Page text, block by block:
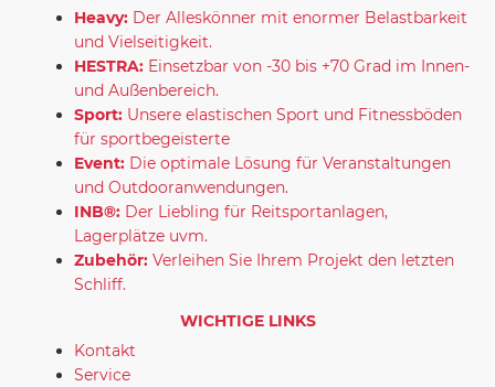
Heavy: Der Alleskönner mit enormer Belastbarkeit
und Vielseitigkeit.
HESTRA: Einsetzbar von -30 bis +70 Grad im Innen-
und Außenbereich.
Sport: Unsere elastischen Sport und Fitnessböden
für sportbegeisterte
Event: Die optimale Lösung für Veranstaltungen
und Outdooranwendungen.
INB®: Der Liebling für Reitsportanlagen,
Lagerplätze uvm.
Zubehör: Verleihen Sie Ihrem Projekt den letzten
Schliff.
WICHTIGE LINKS
Kontakt
Service